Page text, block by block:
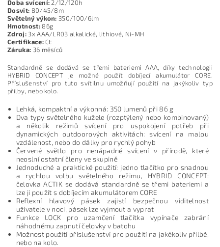
Doba svícení: 2/12/120h
Dosvit: 80/45/8m
Světelný výkon: 350/100/6lm
Hmotnost: 86g
Zdroj: 3x AAA/LR03 alkalické, lithiové, Ni-MH
Certifikace:CE
Záruka: 36 měsíců
Standardně se dodává se třemi bateriemi AAA, díky technologii
HYBRID CONCEPT je možné použít dobíjecí akumulátor CORE.
Příslušenství pro tuto svítilnu umožňují použití na jakýkoliv typ
přilby, nebo kolo.
Lehká, kompaktní a výkonná: 350 lumenů při 86 g
Dva typy světelného kužele (rozptýlený nebo kombinovaný)
a několik režimů svícení pro uspokojení potřeb při
dynamických outdoorových aktivitách: svícení na malou
vzdálenost, nebo do dálky pro rychlý pohyb
Červené světlo pro nenápadné svícení v přírodě, které
neoslní ostatní členy ve skupině
Jednoduché a praktické použití: jedno tlačítko pro snadnou
a rychlou volbu světelného režimu, HYBRID CONCEPT:
čelovka ACTIK se dodává standardně se třemi bateriemi a
lze ji použít s dobíjecím akumulátorem CORE
Reflexní hlavový pásek zajistí bezpečnou viditelnost
uživatele v noci, pásek lze vyjmout a vyprat
Funkce LOCK pro uzamčení tlačítka vypínače zabrání
náhodnému zapnutí čelovky v batohu
Možnost použití příslušenství pro použití na jakékoliv přilbě,
nebo na kolo.